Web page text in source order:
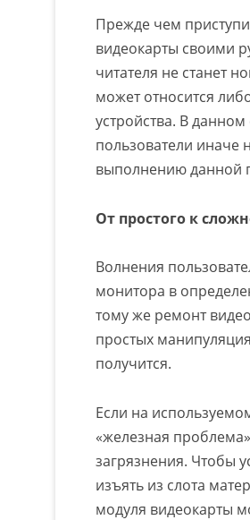
Прежде чем
видеокарты своими
читателя не станет
может относится
устройства. В
пользователи иначе
выполнению данной
От простого к
Волнения
монитора в
тому же ремонт
простых
получится.
Если на
«железная
загрязнения. Чтобы
изъять из слота
модуля видеокарты